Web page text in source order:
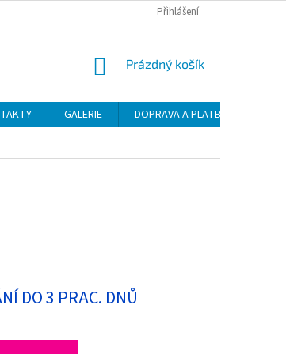
Přihlášení
NÁKUPNÍ
Prázdný košík
GALERIE DOPRAVA A PLATBA
DO 3 PRAC. DNŮ